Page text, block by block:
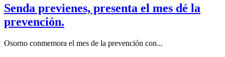
Senda previenes, presenta el mes dé la
prevención.
Osorno conmemora el mes de la prevención con...